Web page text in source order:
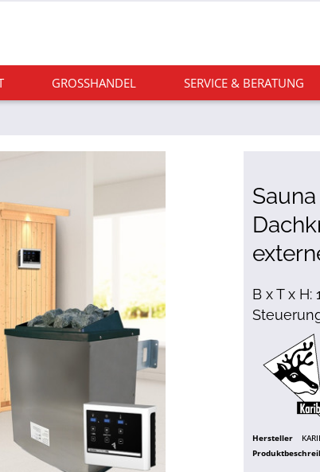
GROSSHANDEL SERVICE & BERATUNG
B x T x H:
Hersteller